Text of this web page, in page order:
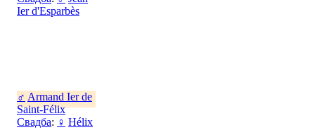
Ier d'Esparbès
♂ Armand Ier de
Saint-Félix
Свадба: ♀ Hélix